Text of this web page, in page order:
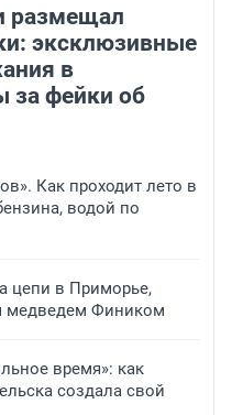
размещал
эксклюзивные
в
за фейки об
Как проходит лето в
водой по
цепи в Приморье,
медведем Фиником
время»: как
создала свой